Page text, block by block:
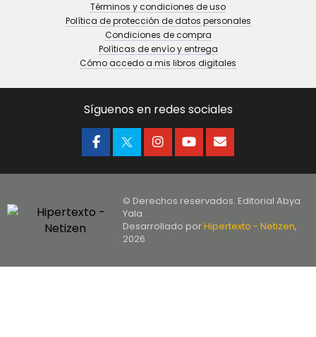
Términos y condiciones de uso
Política de protección de datos personales
Condiciones de compra
Políticas de envío y entrega
Cómo accedo a mis libros digitales
Síguenos en redes sociales
© Derechos reservados. Editorial Abya
Yala
Desarrollado porHipertexto - Netizen,
2026